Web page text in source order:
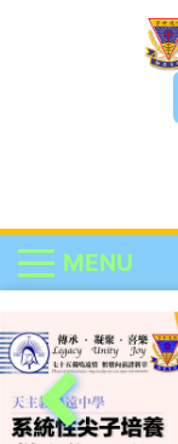
MENU